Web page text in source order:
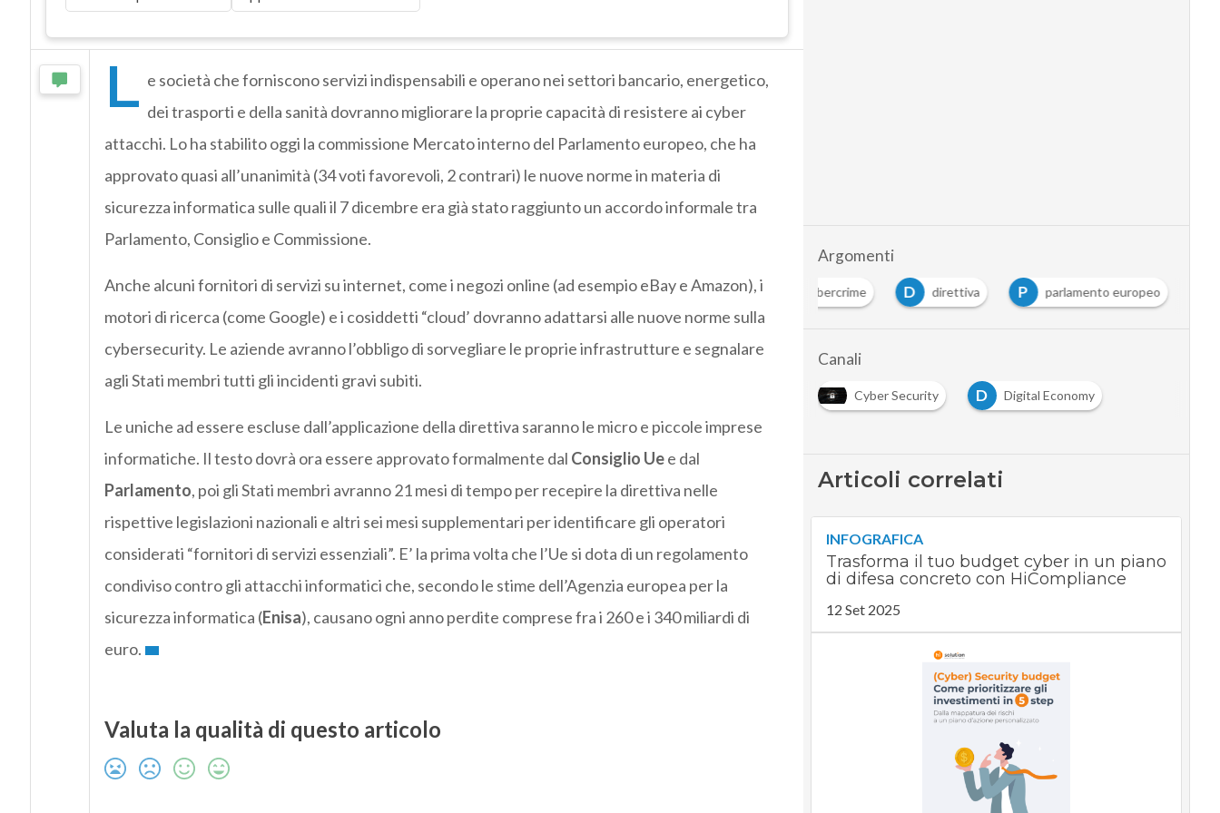
L e società che forniscono servizi indispensabili e operano nei settori bancario, energetico,
dei trasporti e della sanità dovranno migliorare la proprie capacità di resistere ai cyber
attacchi. Lo ha stabilito oggi la commissione Mercato interno del Parlamento europeo, che ha
approvato quasi all’unanimità (34 voti favorevoli, 2 contrari) le nuove norme in materia di
sicurezza informatica sulle quali il 7 dicembre era già stato raggiunto un accordo informale tra
Parlamento, Consiglio e Commissione.
Anche alcuni fornitori di servizi su internet, come i negozi online (ad esempio eBay e Amazon), i
motori di ricerca (come Google) e i cosiddetti “cloud’ dovranno adattarsi alle nuove norme sulla
cybersecurity. Le aziende avranno l’obbligo di sorvegliare le proprie infrastrutture e segnalare
agli Stati membri tutti gli incidenti gravi subiti.
Le uniche ad essere escluse dall’applicazione della direttiva saranno le micro e piccole imprese
informatiche. Il testo dovrà ora essere approvato formalmente dal Consiglio Uee dal
Parlamento, poi gli Stati membri avranno 21 mesi di tempo per recepire la direttiva nelle
rispettive legislazioni nazionali e altri sei mesi supplementari per identificare gli operatori
considerati “fornitori di servizi essenziali”. E’ la prima volta che l’Ue si dota di un regolamento
condiviso contro gli attacchi informatici che, secondo le stime dell’Agenzia europea per la
sicurezza informatica (Enisa), causano ogni anno perdite comprese fra i 260 e i 340 miliardi di
euro.
Valuta la qualità di questo articolo
Argomenti
Cybercrime D direttiva P parlamento europeo
Canali
Cyber Security D Digital Economy
Articoli correlati
INFOGRAFICA
Trasforma il tuo budget cyber in un piano
di difesa concreto con HiCompliance
12 Set 2025